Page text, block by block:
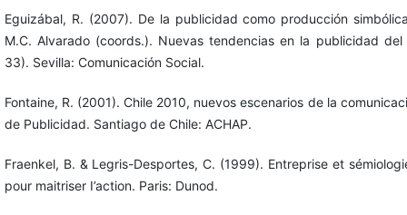
Eguizábal, R. (2007). De la publicidad como producción
M.C. Alvarado (coords.). Nuevas tendencias en la publicidad
33). Sevilla: Comunicación Social.
Fontaine, R. (2001). Chile 2010, nuevos escenarios de la
de Publicidad. Santiago de Chile: ACHAP.
Fraenkel, B. & Legris-Desportes, C. (1999). Entreprise et
pour maitriser I’action. Paris: Dunod.